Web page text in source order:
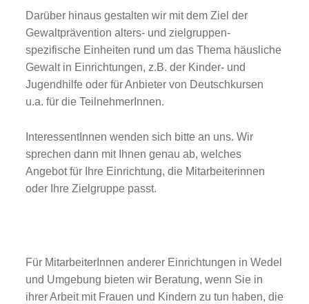
Darüber hinaus gestalten wir mit dem Ziel der
Gewaltprävention alters- und zielgruppen-
spezifische Einheiten rund um das Thema häusliche
Gewalt in Einrichtungen, z.B. der Kinder- und
Jugendhilfe oder für Anbieter von Deutschkursen
u.a. für die TeilnehmerInnen.
InteressentInnen wenden sich bitte an uns. Wir
sprechen dann mit Ihnen genau ab, welches
Angebot für Ihre Einrichtung, die Mitarbeiterinnen
oder Ihre Zielgruppe passt.
Für MitarbeiterInnen anderer Einrichtungen in Wedel
und Umgebung bieten wir Beratung, wenn Sie in
ihrer Arbeit mit Frauen und Kindern zu tun haben, die